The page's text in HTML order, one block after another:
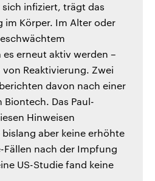
infiziert, trägt das
im Körper. Im Alter oder
erneut aktiv werden –
Reaktivierung. Zwei
davon nach einer
Das Paul-
Hinweisen
aber keine erhöhte
Fällen nach der Impfung
US-Studie fand keine